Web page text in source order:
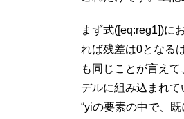
まず式([eq:reg1])に
れば残差は0となる
も同じことが言えて
デルに組み込まれて
“yiの要素の中で、